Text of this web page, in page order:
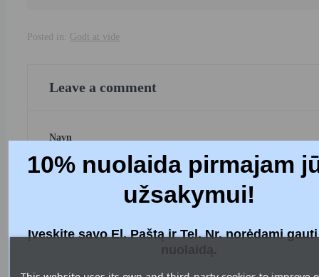
Posted in: Godt at vide
Leave a comment
Navn
10% nuolaida pirmajam
užsakymui!
Įveskite savo El. Paštą ir Tel. Nr. norėdami gauti
nuolaidą.